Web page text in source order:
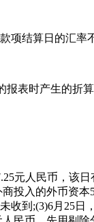
结算日的汇率
表时产生的折
元人民币，该
投入的外币资
收到;(3)6月25